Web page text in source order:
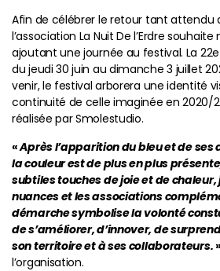
Afin de célébrer le retour tant attendu
l’association La Nuit De l’Erdre
ajoutant une journée au festival. La
du jeudi 30 juin au dimanche 3 juillet
venir, le festival arborera une identité
continuité de celle imaginée en 2020/
réalisée par Smolestudio.
«Après l’apparition du bleu et de ses
la couleur est de plus en plus
subtiles touches de joie et de chaleur,
nuances et les associations
démarche symbolise la volonté
de s’améliorer, d’innover, de
son territoire et à ses collaborateurs.
l’organisation.